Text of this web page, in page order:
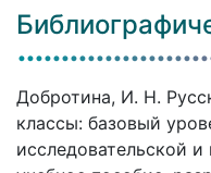
Добротина, И. Н.
классы: базовый
исследовательской